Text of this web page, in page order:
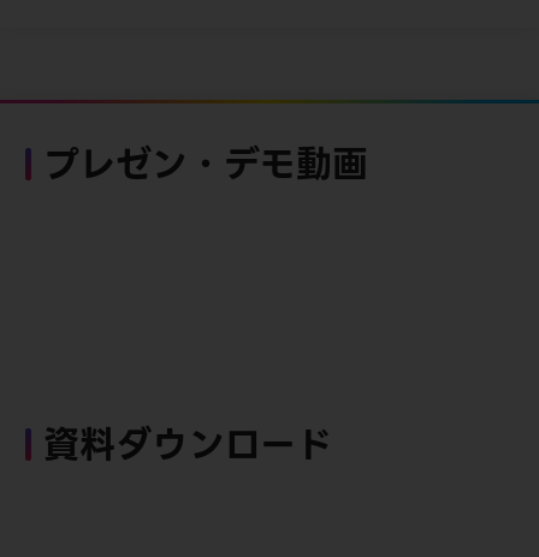
プレゼン・デモ動画
資料ダウンロード